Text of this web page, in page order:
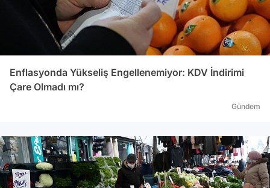
Enflasyonda Yükseliş Engellenemiyor: KDV İndirimi
Çare Olmadı mı?
Gündem